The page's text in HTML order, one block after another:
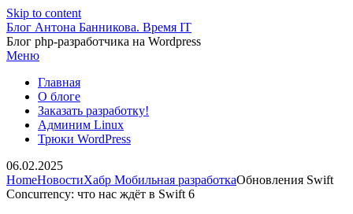
Skip to content
Блог Антона Банникова. Время IT
Блог php-разработчика на Wordpress
Меню
Главная
О блоге
Заказать разработку!
Админим Linux
Трюки WordPress
06.02.2025
HomeНовостиХабр Мобильная разработкаОбновления Swift
Concurrency: что нас ждёт в Swift 6